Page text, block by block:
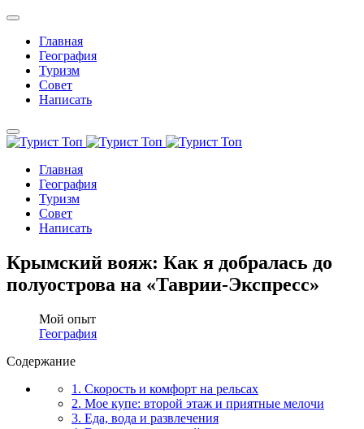
Главная
География
Туризм
Совет
Написать
Главная
География
Туризм
Совет
Написать
Крымский вояж: Как я добралась до
полуострова на «Таврии-Экспресс»
Мой опыт
География
Содержание
1. Скорость и комфорт на рельсах
2. Мое купе: второй этаж и приятные мелочи
3. Еда, вода и развлечения